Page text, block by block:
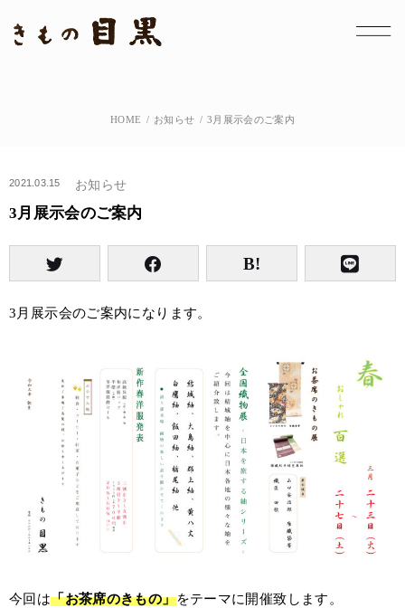
HOME お知らせ 3月展示会のご案内
2021.03.15 お知らせ
3月展示会のご案内
3月展示会のご案内になります。
今回は「お茶席のきもの」をテーマに開催致します。